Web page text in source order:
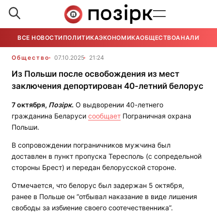
ВСЕ НОВОСТИ ПОЛИТИКАЭКОНОМИКАОБЩЕСТВОАНАЛИТИКА
Общество 07.10.2025 21:24
Из Польши после освобождения из мест
заключения депортирован 40-летний белорус
7 октября, Позірк. О выдворении 40-летнего
гражданина Беларуси сообщает Пограничная охрана
Польши.
В сопровождении пограничников мужчина был
доставлен в пункт пропуска Тересполь (с сопредельной
стороны Брест) и передан белорусской стороне.
Отмечается, что белорус был задержан 5 октября,
ранее в Польше он “отбывал наказание в виде лишения
свободы за избиение своего соотечественника”.